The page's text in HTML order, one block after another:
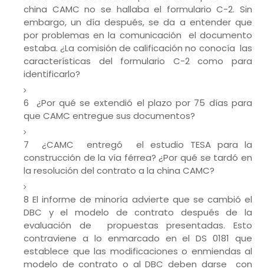
china CAMC no se hallaba el formulario C-2. Sin
embargo, un día después, se da a entender que
por problemas en la comunicación el documento
estaba. ¿La comisión de calificación no conocía las
características del formulario C-2 como para
identificarlo?
6 ¿Por qué se extendió el plazo por 75 días para
que CAMC entregue sus documentos?
7 ¿CAMC entregó el estudio TESA para la
construcción de la vía férrea? ¿Por qué se tardó en
la resolución del contrato a la china CAMC?
8 El informe de minoría advierte que se cambió el
DBC y el modelo de contrato después de la
evaluación de propuestas presentadas. Esto
contraviene a lo enmarcado en el DS 0181 que
establece que las modificaciones o enmiendas al
modelo de contrato o al DBC deben darse con